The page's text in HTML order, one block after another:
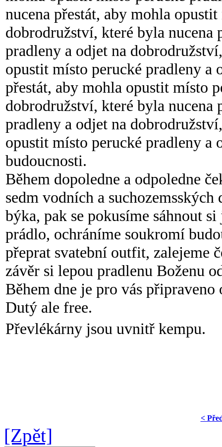
nucena přestát, aby mohla
dobrodružství, které byla nucena
pradleny a odjet na
opustit místo perucké pradleny a
přestát, aby mohla opustit místo
dobrodružství, které byla nucena
pradleny a odjet na
opustit místo perucké pradleny
budoucnosti.
Během dopoledne a odpoledne
sedm vodních a
býka, pak se pokusíme sáhnout
prádlo, ochráníme soukromí
přeprat svatební outfit, zalejeme
závěr si lepou pradlenu Boženu
Během dne je pro vás
Dutý ale free.
Převlékárny jsou uvnitř kempu.
<
[Zpět]